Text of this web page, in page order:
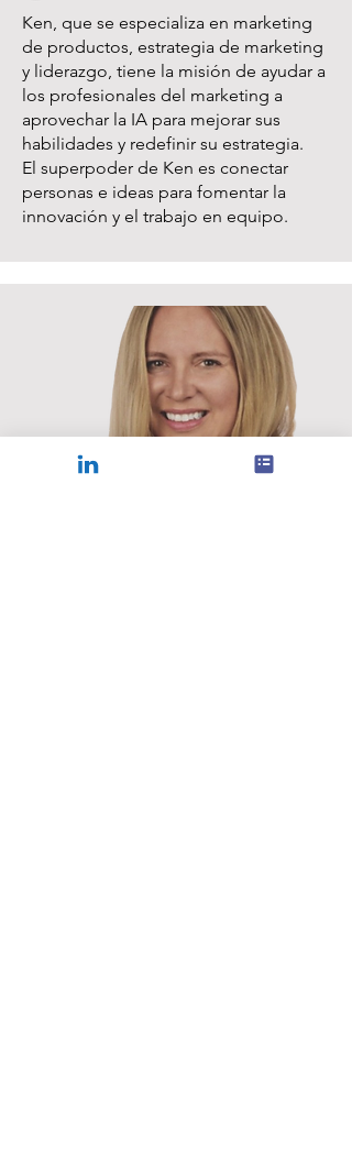
Ken, que se especializa en marketing
de productos, estrategia de marketing
y liderazgo, tiene la misión de ayudar a
los profesionales del marketing a
aprovechar la IA para mejorar sus
habilidades y redefinir su estrategia.
El superpoder de Ken es conectar
personas e ideas para fomentar la
innovación y el trabajo en equipo.